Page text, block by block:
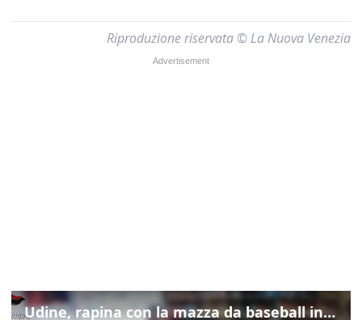
Riproduzione riservata © La Nuova Venezia
Udine, rapina con la mazza da baseball in tabaccheria: arrestato